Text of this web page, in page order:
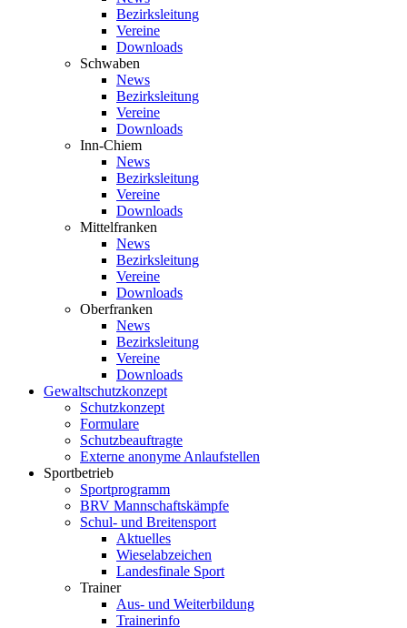
Bezirksleitung
Vereine
Downloads
Schwaben
News
Bezirksleitung
Vereine
Downloads
Inn-Chiem
News
Bezirksleitung
Vereine
Downloads
Mittelfranken
News
Bezirksleitung
Vereine
Downloads
Oberfranken
News
Bezirksleitung
Vereine
Downloads
Gewaltschutzkonzept
Schutzkonzept
Formulare
Schutzbeauftragte
Externe anonyme Anlaufstellen
Sportbetrieb
Sportprogramm
BRV Mannschaftskämpfe
Schul- und Breitensport
Aktuelles
Wieselabzeichen
Landesfinale Sport
Trainer
Aus- und Weiterbildung
Trainerinfo